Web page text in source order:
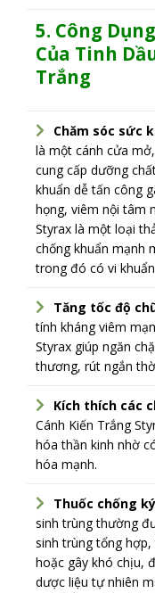
5. Công
Của Tinh
Trắng
Chăm sóc sức
là một cánh cửa
cung cấp dưỡng
khuẩn dễ tấn công
họng, viêm nội tâm
Styrax là một loại
chống khuẩn mạnh
trong đó có vi
Tăng tốc độ
tính kháng viêm
Styrax giúp ngăn
thương, rút ngắn
Kích thích các
Cánh Kiến Trắng
hóa thần kinh nhờ
hóa mạnh.
Thuốc chống
sinh trùng thường
sinh trùng tổng
hoặc gây khó chịu,
dược liệu tự nhiên